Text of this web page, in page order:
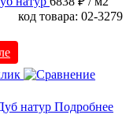
код товара: 02-3279
Подробнее